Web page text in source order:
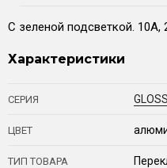
С зеленой подсветкой. 10А,
Характеристики
СЕРИЯ
ЦВЕТ
ТИП ТОВАРА